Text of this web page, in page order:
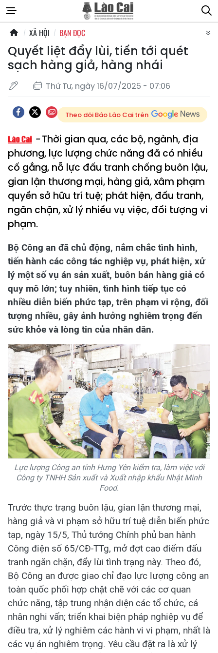
XÃ HỘI BẠN ĐỌC
Quyết liệt đẩy lùi, tiến tới quét
sạch hàng giả, hàng nhái
Thứ Tư, ngày 16/07/2025 - 07:06
Theo dõi Báo Lào Cai trên
Thời gian qua, các bộ, ngành, địa
phương, lực lượng chức năng đã có nhiều
cố gắng, nỗ lực đấu tranh chống buôn lậu,
gian lận thương mại, hàng giả, xâm phạm
quyền sở hữu trí tuệ; phát hiện, đấu tranh,
ngăn chặn, xử lý nhiều vụ việc, đối tượng vi
phạm.
Bộ Công an đã chủ động, nắm chắc tình hình,
tiến hành các công tác nghiệp vụ, phát hiện, xử
lý một số vụ án sản xuất, buôn bán hàng giả có
quy mô lớn; tuy nhiên, tình hình tiếp tục có
nhiều diễn biến phức tạp, trên phạm vi rộng, đối
tượng nhiều, gây ảnh hưởng nghiêm trọng đến
sức khỏe và lòng tin của nhân dân.
Lực lượng Công an tỉnh Hưng Yên kiểm tra, làm việc với
Công ty TNHH Sản xuất và Xuất nhập khẩu Nhật Minh
Food.
Trước thực trạng buôn lậu, gian lận thương mại,
hàng giả và vi phạm sở hữu trí tuệ diễn biến phức
tạp, ngày 15/5, Thủ tướng Chính phủ ban hành
Công điện số 65/CĐ-TTg, mở đợt cao điểm đấu
tranh ngăn chặn, đẩy lùi tình trạng này. Theo đó,
Bộ Công an được giao chỉ đạo lực lượng công an
toàn quốc phối hợp chặt chẽ với các cơ quan
chức năng, tập trung nhận diện các tổ chức, cá
nhân nghi vấn; triển khai biện pháp nghiệp vụ để
điều tra, xử lý nghiêm các hành vi vi phạm, nhất là
các vụ án nghiêm trọng. Yêu cầu đặt ra là xử lý